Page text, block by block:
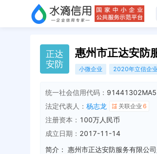
正达
安防
惠州市正达安防
小微企业 2020年立信企业
统一社会信用代码：
法定代表人： 杨志龙 关联企业 6
注册资本： 100万人民币
成立日期： 2017-11-14
简介：